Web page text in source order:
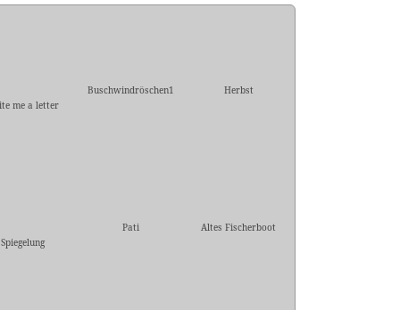
me a letter
Buschwindröschen1 Herbst
Spiegelung
Pati Altes Fischerboot